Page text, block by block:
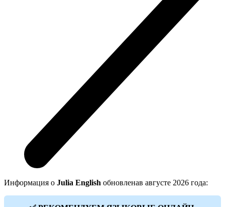
Информация о Julia English обновленав августе 2026 года: